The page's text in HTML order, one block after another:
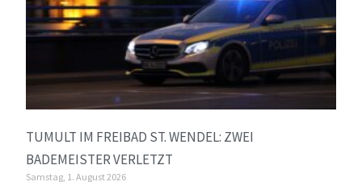
TUMULT IM FREIBAD ST. WENDEL: ZWEI
BADEMEISTER VERLETZT
Samstag, 1. August 2026